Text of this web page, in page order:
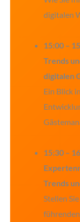
digitalen
15:00 –
Trends
digitalen
Ein Blick
15:30 –
Trends
Stellen